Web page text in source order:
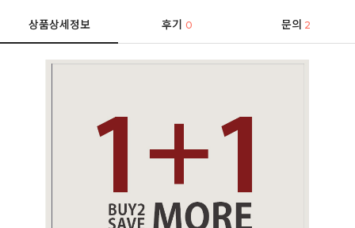
상품상세정보 후기0 문의 2